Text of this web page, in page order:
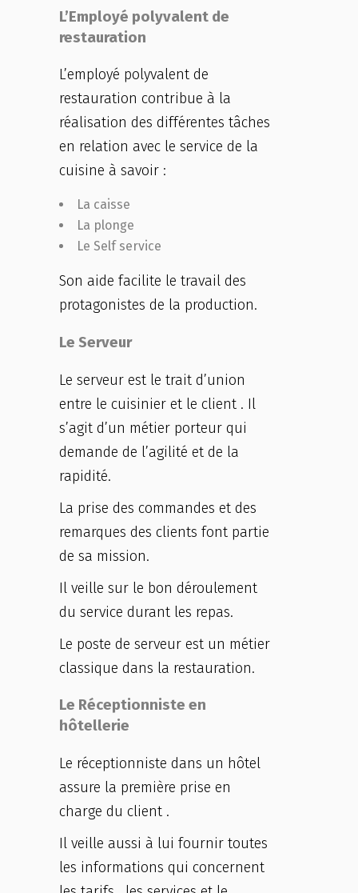
L’Employé polyvalent de
restauration
L’employé polyvalent de
restauration contribue à la
réalisation des différentes tâches
en relation avec le service de la
cuisine à savoir :
La caisse
La plonge
Le Self service
Son aide facilite le travail des
protagonistes de la production.
Le Serveur
Le serveur est le trait d’union
entre le cuisinier et le client . Il
s’agit d’un métier porteur qui
demande de l’agilité et de la
rapidité.
La prise des commandes et des
remarques des clients font partie
de sa mission.
Il veille sur le bon déroulement
du service durant les repas.
Le poste de serveur est un métier
classique dans la restauration.
Le Réceptionniste en
hôtellerie
Le réceptionniste dans un hôtel
assure la première prise en
charge du client .
Il veille aussi à lui fournir toutes
les informations qui concernent